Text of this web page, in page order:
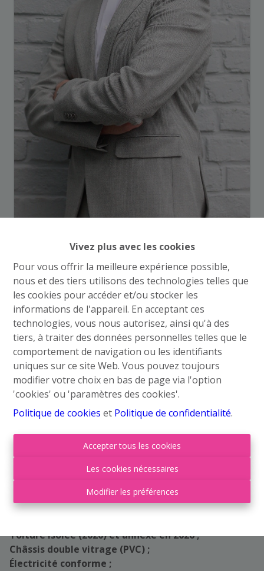
Vivez plus avec les cookies
Pour vous offrir la meilleure expérience possible,
nous et des tiers utilisons des technologies telles que
les cookies pour accéder et/ou stocker les
informations de l'appareil. En acceptant ces
technologies, vous nous autorisez, ainsi qu'à des
tiers, à traiter des données personnelles telles que le
comportement de navigation ou les identifiants
uniques sur ce site Web. Vous pouvez toujours
modifier votre choix en bas de page via l'option
'cookies' ou 'paramètres des cookies'.
Politique de cookies et Politique de confidentialité.
Accepter tous les cookies
Les cookies nécessaires
Modifier les préférences
1 1 68 m² 74 m²
Roufosse Immo a le plaisir de vous présenter cette
maison située à Seraing.
Ce bien est composé d'une chambre, d'un petit jardin
en paliers, d'une cave. Il dispose d'un environnement
de vie calme.
Le bien se compose comme suit :
Au rez-de-chaussée
: Un salon lumineux, une salle à
manger, une cuisine équipée ;
Au premier étage: 1 chambre (12m²) ;
: Une cave ;
Extérieurs
Informations complémentaires :
Toiture isolée (2020) et annexe en 2026 ;
Châssis double vitrage (PVC) ;
Électricité conforme ;